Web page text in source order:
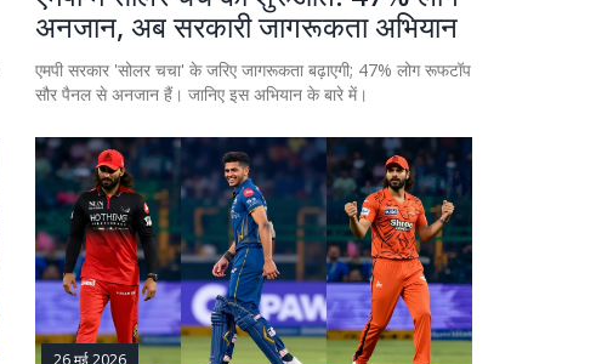
अनजान, अब सरकारी जागरूकता अभियान
एमपी सरकार 'सोलर चचा' के जरिए जागरूकता बढ़ाएगी; 47% लोग रूफटॉप
सौर पैनल से अनजान हैं। जानिए इस अभियान के बारे में।
26 मई 2026